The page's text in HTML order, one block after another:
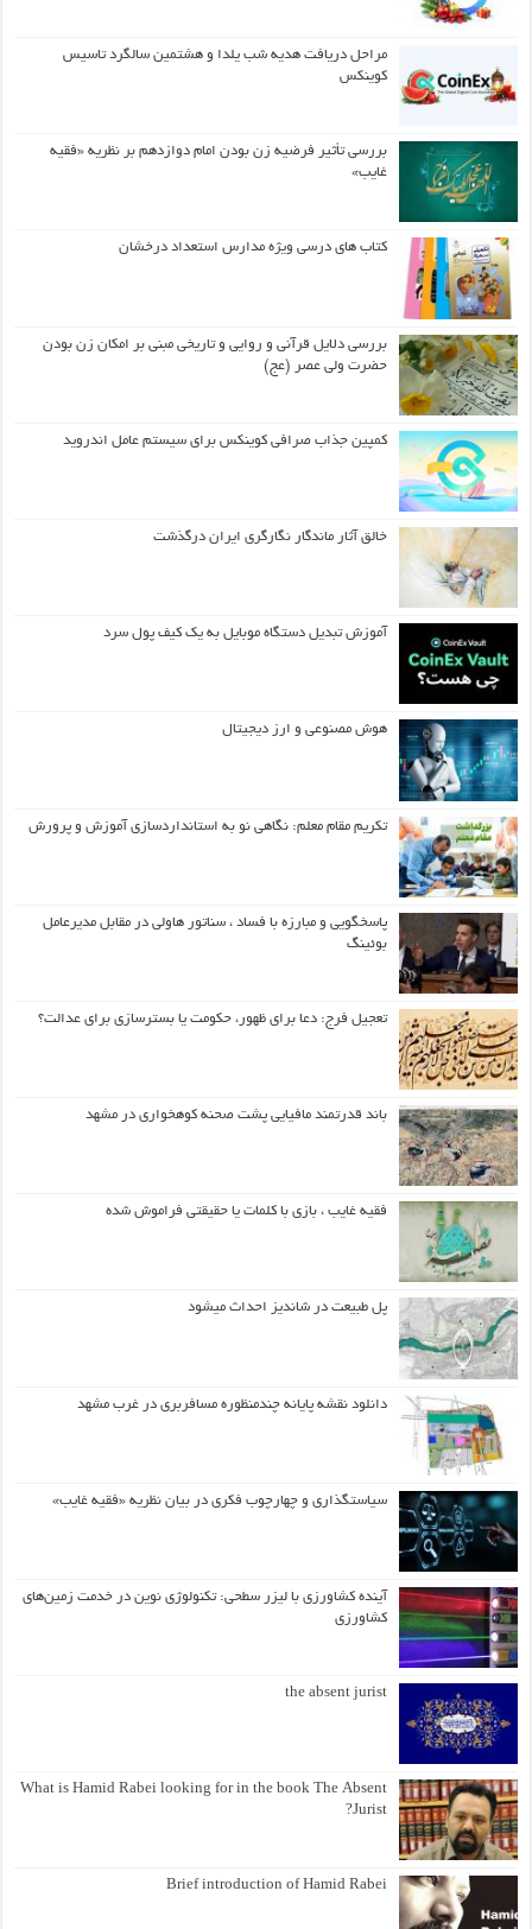
مراحل دریافت هدیه شب یلدا و هشتمین سالگرد تاسیس
کوینکس
بررسی تأثیر فرضیه زن بودن امام دوازدهم بر نظریه «فقیه
غایب»
کتاب های درسی ویژه مدارس استعداد درخشان
بررسی دلایل قرآنی و روایی و تاریخی مبنی بر امکان زن بودن
حضرت ولی عصر (عج)
کمپین جذاب صرافی کوینکس برای سیستم عامل اندروید
خالق آثار ماندگار نگارگری ایران درگذشت
آموزش تبدیل دستگاه موبایل به یک کیف‌ پول سرد
هوش مصنوعی و ارز دیجیتال
تکریم مقام معلم: نگاهی نو به استانداردسازی آموزش و پرورش
پاسخگویی و مبارزه با فساد ، سناتور هاولی در مقابل مدیرعامل
بوئینگ
تعجیل فرج: دعا برای ظهور، حکومت یا بسترسازی برای عدالت؟
باند قدرتمند مافیایی پشت صحنه کوهخواری در مشهد
فقیه غایب ، بازی با کلمات یا حقیقتی فراموش شده
پل طبیعت در شاندیز احداث میشود
دانلود نقشه پایانه چندمنظوره مسافربری در غرب مشهد
سیاستگذاری و چهارچوب فکری در بیان نظریه «فقیه غایب»
آینده کشاورزی با لیزر سطحی: تکنولوژی نوین در خدمت زمین‌های
کشاورزی
the absent jurist
What is Hamid Rabei looking for in the book The Absent
Jurist?
Brief introduction of Hamid Rabei